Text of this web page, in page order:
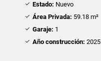
Estado: Nuevo
Área Privada: 59.18 m²
Garaje: 1
Año construcción: 2025